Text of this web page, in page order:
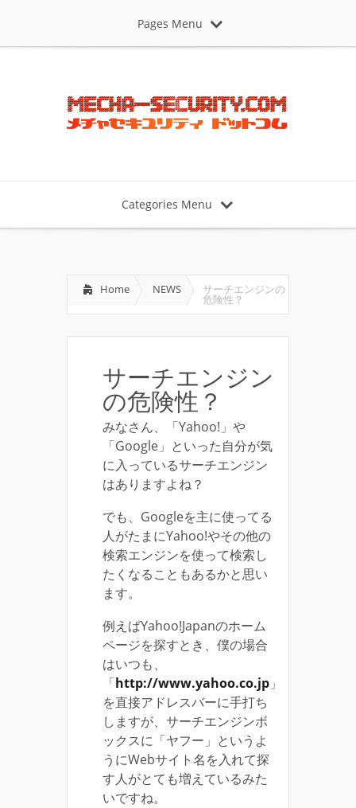
Pages Menu
Categories Menu
Home NEWS サーチエンジンの
危険性？
サーチエンジン
の危険性？
みなさん、「Yahoo!」や
「Google」といった自分が気
に入っているサーチエンジン
はありますよね？
でも、Googleを主に使ってる
人がたまにYahoo!やその他の
検索エンジンを使って検索し
たくなることもあるかと思い
ます。
例えばYahoo!Japanのホーム
ページを探すとき、僕の場合
はいつも、
「http://www.yahoo.co.jp 」
を直接アドレスバーに手打ち
しますが、サーチエンジンボ
ックスに「ヤフー」というよ
うにWebサイト名を入れて探
す人がとても増えているみた
いですね。